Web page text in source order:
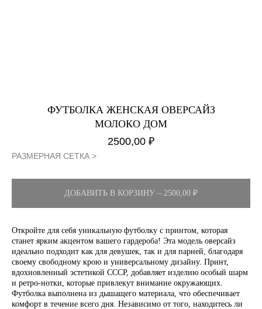
ФУТБОЛКА ЖЕНСКАЯ ОВЕРСАЙЗ
МОЛОКО ДОМ
2500,00 ₽
РАЗМЕРНАЯ СЕТКА >
ДОБАВИТЬ В КОРЗИНУ – 2500,00 ₽
Откройте для себя уникальную футболку с принтом, которая
станет ярким акцентом вашего гардероба! Эта модель оверсайз
идеально подходит как для девушек, так и для парней, благодаря
своему свободному крою и универсальному дизайну. Принт,
вдохновленный эстетикой СССР, добавляет изделию особый шарм
и ретро-нотки, которые привлекут внимание окружающих.
Футболка выполнена из дышащего материала, что обеспечивает
комфорт в течение всего дня. Независимо от того, находитесь ли